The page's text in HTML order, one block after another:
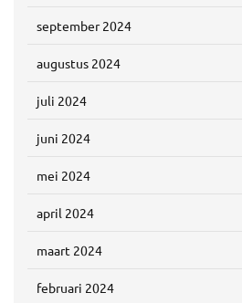
september 2024
augustus 2024
juli 2024
juni 2024
mei 2024
april 2024
maart 2024
februari 2024